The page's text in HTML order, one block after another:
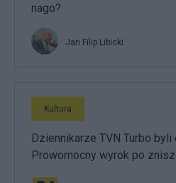
nago?
Jan Filip Libicki
Kultura
Dziennikarze TVN Turbo byli
Prowomocny wyrok po